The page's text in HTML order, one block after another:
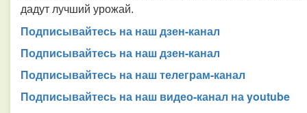
дадут лучший урожай.
Подписывайтесь на наш дзен-канал
Подписывайтесь на наш дзен-канал
Подписывайтесь на наш телеграм-канал
Подписывайтесь на наш видео-канал на youtube